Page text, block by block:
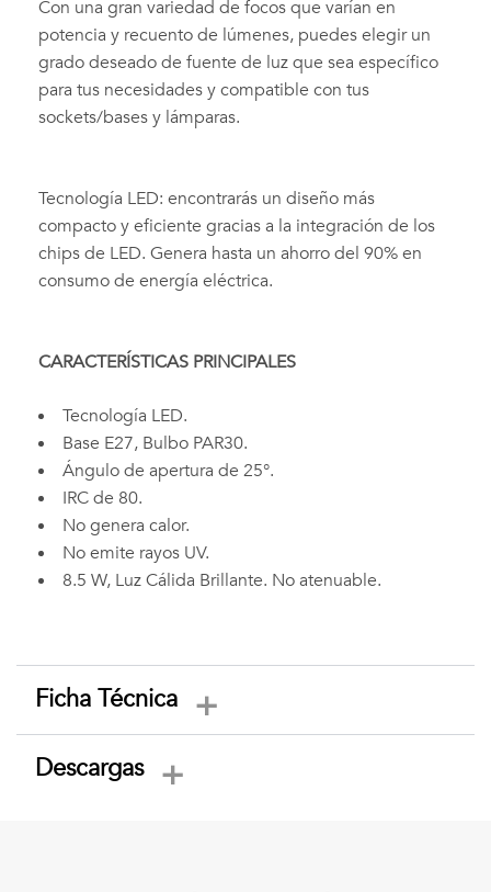
Con una gran variedad de focos que varían en
potencia y recuento de lúmenes, puedes elegir un
grado deseado de fuente de luz que sea específico
para tus necesidades y compatible con tus
sockets/bases y lámparas.
Tecnología LED: encontrarás un diseño más
compacto y eficiente gracias a la integración de los
chips de LED. Genera hasta un ahorro del 90% en
consumo de energía eléctrica.
CARACTERÍSTICAS PRINCIPALES
Tecnología LED.
Base E27, Bulbo PAR30.
Ángulo de apertura de 25°.
IRC de 80.
No genera calor.
No emite rayos UV.
8.5 W, Luz Cálida Brillante. No atenuable.
Ficha Técnica
Descargas